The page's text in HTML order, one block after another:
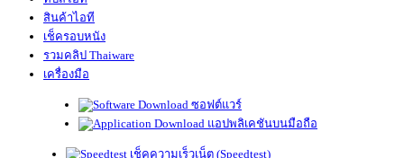
สินค้าไอที
เช็ครอบหนัง
รวมคลิป Thaiware
เครื่องมือ
ซอฟต์แวร์
แอปพลิเคชันบนมือถือ
เช็คความเร็วเน็ต (Speedtest)